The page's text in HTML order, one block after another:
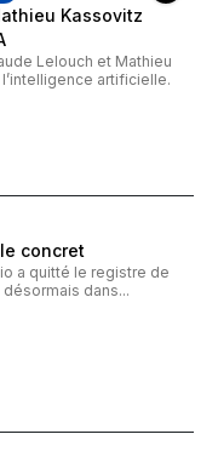
Kassovitz
Lelouch et Mathieu
artificielle.
concret
a quitté le registre de
dans...